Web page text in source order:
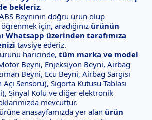
bekleriz.
ABS Beyninin doğru ürün olup
öğrenmek için, aradığınız ürünün
Whatsapp üzerinden tarafımıza
tavsiye ederiz.
haricinde, tüm marka ve model
Beyni, Enjeksiyon Beyni, Airbag
Beyni, Ecu Beyni, Airbag Sargısı
Sensörü), Sigorta Kutusu-Tablası
Sinyal Kolu ve diğer elektronik
mevcuttur.
ürüne anasayfamızda yer alan ürün